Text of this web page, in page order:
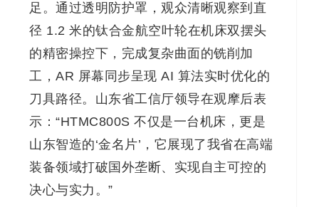
足。通过透明防护罩，观众清晰观察到直
径 1.2 米的钛合金航空叶轮在机床双摆头
的精密操控下，完成复杂曲面的铣削加
工，AR 屏幕同步呈现 AI 算法实时优化的
刀具路径。山东省工信厅领导在观摩后表
示：“HTMC800S 不仅是一台机床，更是
山东智造的‘金名片’，它展现了我省在高端
装备领域打破国外垄断、实现自主可控的
决心与实力。”